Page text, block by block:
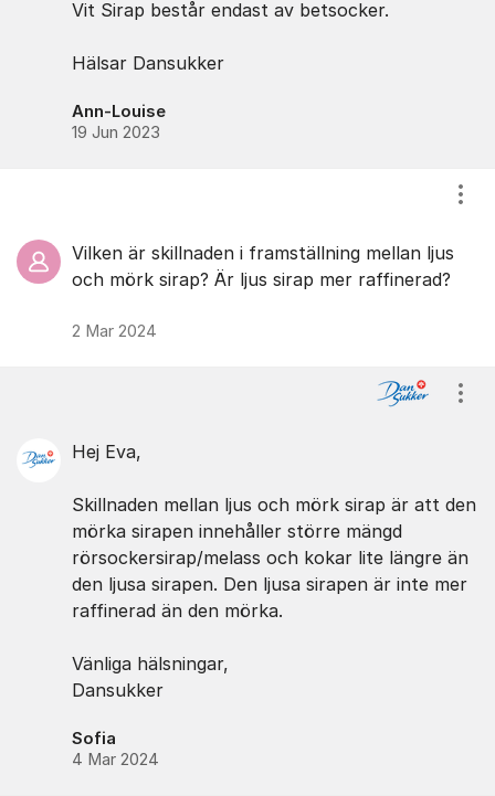
Vit Sirap består endast av betsocker.
Hälsar Dansukker
Ann-Louise
19 Jun 2023
Vilken är skillnaden i framställning mellan ljus
och mörk sirap? Är ljus sirap mer raffinerad?
2 Mar 2024
Hej Eva,
Skillnaden mellan ljus och mörk sirap är att den
mörka sirapen innehåller större mängd
rörsockersirap/melass och kokar lite längre än
den ljusa sirapen. Den ljusa sirapen är inte mer
raffinerad än den mörka.
Vänliga hälsningar,
Dansukker
Sofia
4 Mar 2024